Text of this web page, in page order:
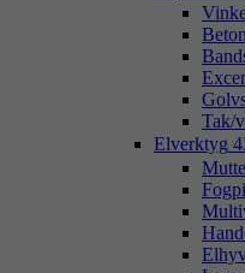
Tak/
Elverktyg